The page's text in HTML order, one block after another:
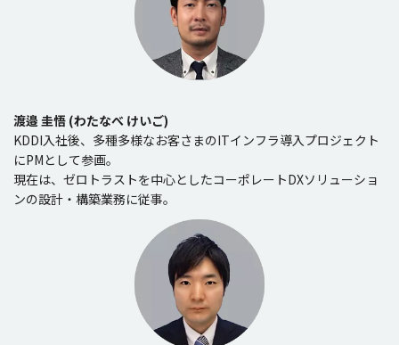
渡邉 圭悟 (わたなべ けいご)
KDDI入社後、多種多様なお客さまのITインフラ導入プロジェクト
にPMとして参画。
現在は、ゼロトラストを中心としたコーポレートDXソリューショ
ンの設計・構築業務に従事。